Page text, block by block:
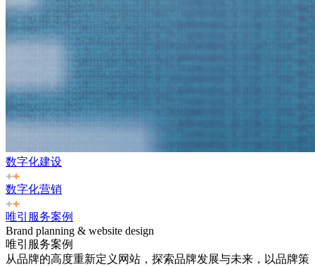
数字化建设
数字化营销
唯引服务案例
Brand planning & website design
唯引服务案例
从品牌的高度重新定义网站，探索品牌发展与未来，以品牌策